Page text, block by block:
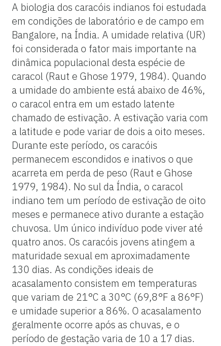
A biologia dos caracóis indianos foi estudada
em condições de laboratório e de campo em
Bangalore, na Índia. A umidade relativa (UR)
foi considerada o fator mais importante na
dinâmica populacional desta espécie de
caracol (Raut e Ghose 1979, 1984). Quando
a umidade do ambiente está abaixo de 46%,
o caracol entra em um estado latente
chamado de estivação. A estivação varia com
a latitude e pode variar de dois a oito meses.
Durante este período, os caracóis
permanecem escondidos e inativos o que
acarreta em perda de peso (Raut e Ghose
1979, 1984). No sul da Índia, o caracol
indiano tem um período de estivação de oito
meses e permanece ativo durante a estação
chuvosa. Um único indivíduo pode viver até
quatro anos. Os caracóis jovens atingem a
maturidade sexual em aproximadamente
130 dias. As condições ideais de
acasalamento consistem em temperaturas
que variam de 21°C a 30°C (69,8°F a 86°F)
e umidade superior a 86%. O acasalamento
geralmente ocorre após as chuvas, e o
período de gestação varia de 10 a 17 dias.